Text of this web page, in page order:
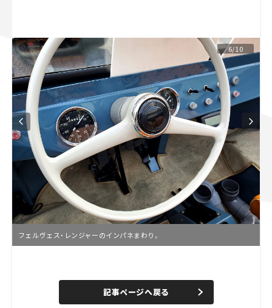
6/10
フェルヴェス・レンジャーのインパネまわり。
n
e
d
記事ページへ戻る